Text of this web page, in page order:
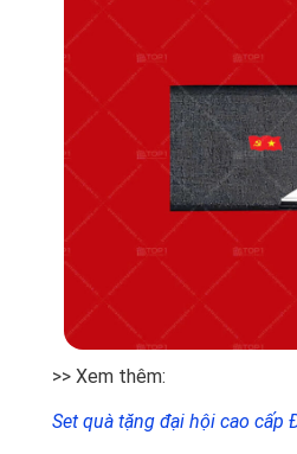
>> Xem thêm:
Set quà tặng đại hội cao cấp